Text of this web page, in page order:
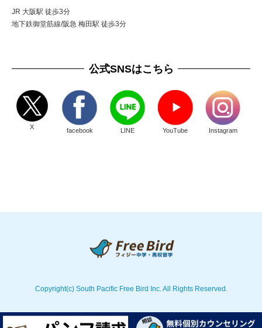
JR 大阪駅 徒歩3分
地下鉄御堂筋線/阪急 梅田駅 徒歩3分
公式SNSはこちら
X facebook LINE YouTube Instagram
Copyright(c) South Pacific Free Bird Inc. All Rights Reserved.